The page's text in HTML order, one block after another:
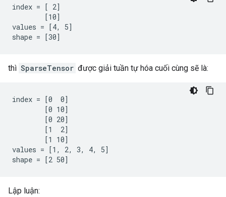
index = [ 2]
        [10]
values = [4, 5]
shape = [30]
thì SparseTensor được giải tuần tự hóa cuối cùng sẽ là:
index = [0  0]
        [0 10]
        [0 20]
        [1  2]
        [1 10]
values = [1, 2, 3, 4, 5]
shape = [2 50]
Lập luận: